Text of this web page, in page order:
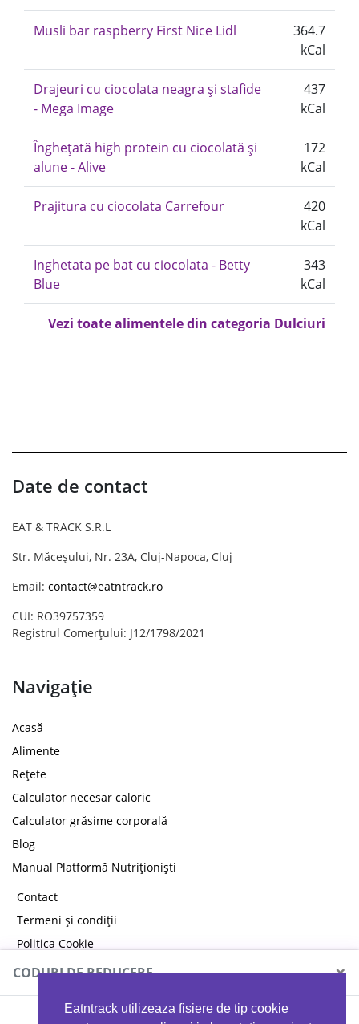
Eatntrack utilizeaza fisiere de tip cookie
Musli bar raspberry First Nice Lidl
364.7
kCal
Drajeuri cu ciocolata neagra și stafide
- Mega Image
437
kCal
Înghețată high protein cu ciocolată și
alune - Alive
172
kCal
Prajitura cu ciocolata Carrefour
420
kCal
Inghetata pe bat cu ciocolata - Betty
Blue
343
kCal
Vezi toate alimentele din categoria Dulciuri
Date de contact
EAT & TRACK S.R.L
Str. Măceșului, Nr. 23A, Cluj-Napoca, Cluj
Email: contact@eatntrack.ro
CUI: RO39757359
Registrul Comerțului: J12/1798/2021
Navigație
Acasă
Alimente
Rețete
Calculator necesar caloric
Calculator grăsime corporală
Blog
Manual Platformă Nutriționiști
Contact
Termeni și condiții
Politica Cookie
Politica de confidențialitate
CODURI DE REDUCERE ×